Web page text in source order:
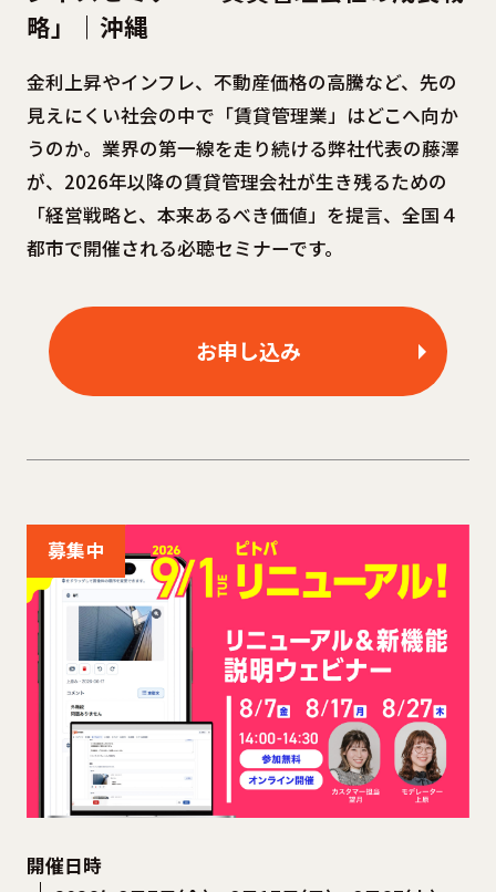
略」｜沖縄
金利上昇やインフレ、不動産価格の高騰など、先の
見えにくい社会の中で「賃貸管理業」はどこへ向か
うのか。業界の第一線を走り続ける弊社代表の藤澤
が、2026年以降の賃貸管理会社が生き残るための
「経営戦略と、本来あるべき価値」を提言、全国４
都市で開催される必聴セミナーです。
お申し込み
募集中
開催日時